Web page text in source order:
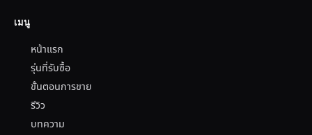
เมนู
หน้าแรก
รุ่นที่รับซื้อ
ขั้นตอนการขาย
รีวิว
บทความ